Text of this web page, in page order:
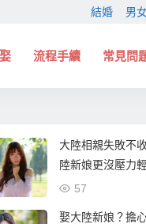
結婚 男
流程手續 常見問
大陸相親失敗不
陸新娘更沒壓力
57
娶大陸新娘？擔